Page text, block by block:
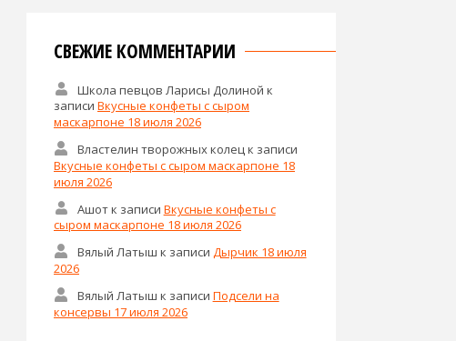
СВЕЖИЕ КОММЕНТАРИИ
Школа певцов Ларисы Долиной к
записи Вкусные конфеты с сыром
маскарпоне 18 июля 2026
Властелин творожных колецк записи
Вкусные конфеты с сыром маскарпоне 18
июля 2026
Ашотк записи Вкусные конфеты с
сыром маскарпоне 18 июля 2026
Вялый Латыш к записи Дырчик 18 июля
2026
Вялый Латыш к записи Подсели на
консервы 17 июля 2026